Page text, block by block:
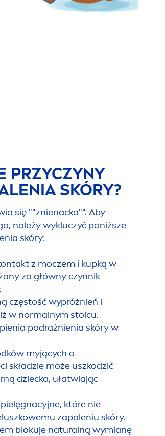
PRZYCZYNY
SKÓRY?
się ""znienacka"". Aby
należy wykluczyć poniższe
skóry:
z moczem i kupką w
za główny czynnik
częstość wypróżnień i
w normalnym stolcu.
podrażnienia skóry w
myjących o
składzie może uszkodzić
dziecka, ułatwiając
które nie
zapaleniu skóry.
blokuje naturalną wymianę